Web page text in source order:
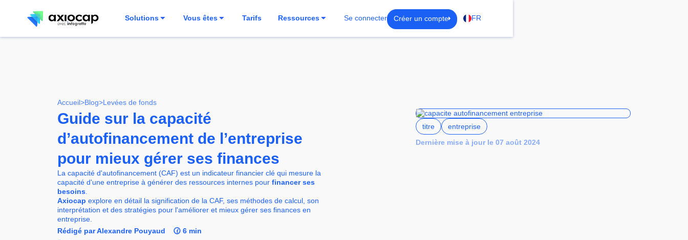
Solutions Vous êtes Tarifs Ressources Se connecter Créer un compte FR
Accueil >Blog>Levées de fonds
Guide sur la capacité
d’autofinancement de l’entreprise
pour mieux gérer ses finances
La capacité d'autofinancement (CAF) est un indicateur financier clé qui mesure la
capacité d'une entreprise à générer des ressources internes pour financer ses
besoins
Axiocap explore en détail la signification de la CAF, ses méthodes de calcul, son
interprétation et des stratégies pour l'améliorer et mieux gérer ses finances en
entreprise.
Rédigé par Alexandre Pouyaud
🕜 6 min
titre
entreprise
Dernière mise à jour le 07 août 2024